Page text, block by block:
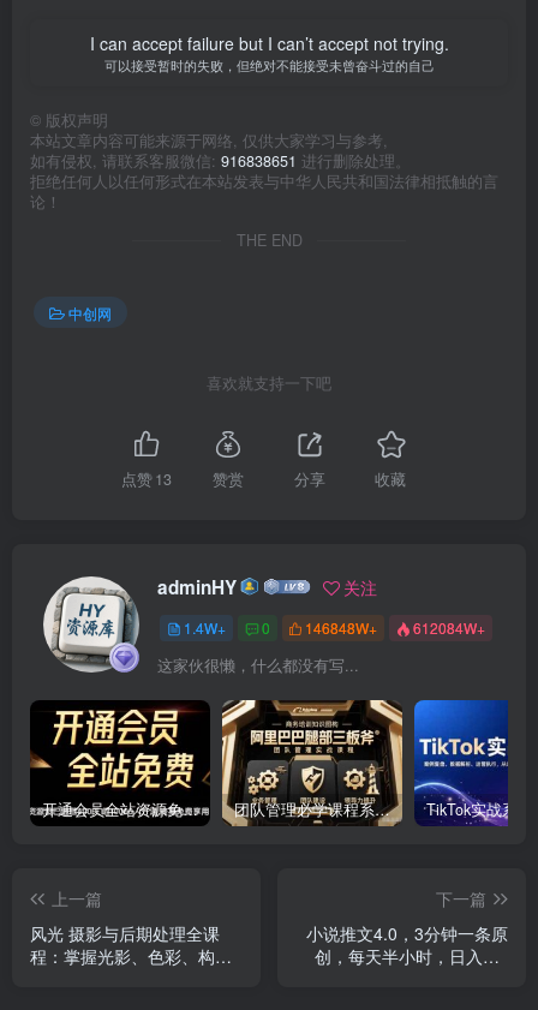
I can accept failure but I can’t accept not trying.
可以接受暂时的失败，但绝对不能接受未曾奋斗过的自己
© 版权声明
本站文章内容可能来源于网络, 仅供大家学习与参考,
如有侵权, 请联系客服微信: 916838651 进行删除处理。
拒绝任何人以任何形式在本站发表与中华人民共和国法律相抵触的言
论！
THE END
中创网
喜欢就支持一下吧
点赞13 赞赏 分享 收藏
adminHY 关注
1.4W+ 0 146848W+ 612084W+
这家伙很懒，什么都没有写...
开通会员全站资源免费下载 开通VIP会员 HY资源库 团队管理必学课程系列，阿里巴巴“腿部三板斧”
上一篇
风光 摄影与后期处理全课
程：掌握光影、色彩、构
下一篇
小说推文4.0，3分钟一条原
创，每天半小时，日入50-